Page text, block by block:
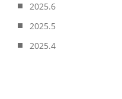
2025.6
2025.5
2025.4